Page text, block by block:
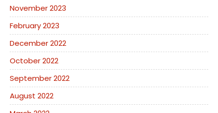
November 2023
February 2023
December 2022
October 2022
September 2022
August 2022